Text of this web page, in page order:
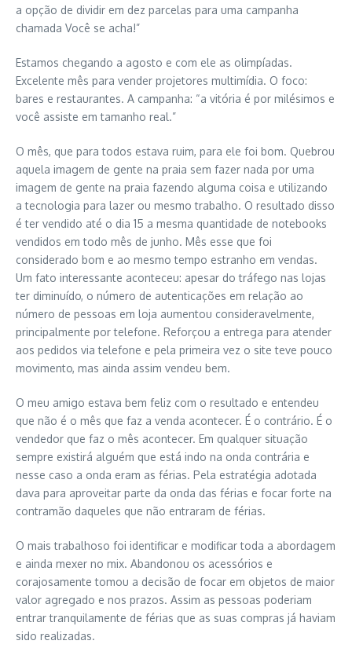
a opção de dividir em dez parcelas para uma campanha
chamada Você se acha!”
Estamos chegando a agosto e com ele as olimpíadas.
Excelente mês para vender projetores multimídia. O foco:
bares e restaurantes. A campanha: “a vitória é por milésimos e
você assiste em tamanho real.”
O mês, que para todos estava ruim, para ele foi bom. Quebrou
aquela imagem de gente na praia sem fazer nada por uma
imagem de gente na praia fazendo alguma coisa e utilizando
a tecnologia para lazer ou mesmo trabalho. O resultado disso
é ter vendido até o dia 15 a mesma quantidade de notebooks
vendidos em todo mês de junho. Mês esse que foi
considerado bom e ao mesmo tempo estranho em vendas.
Um fato interessante aconteceu: apesar do tráfego nas lojas
ter diminuído, o número de autenticações em relação ao
número de pessoas em loja aumentou consideravelmente,
principalmente por telefone. Reforçou a entrega para atender
aos pedidos via telefone e pela primeira vez o site teve pouco
movimento, mas ainda assim vendeu bem.
O meu amigo estava bem feliz com o resultado e entendeu
que não é o mês que faz a venda acontecer. É o contrário. É o
vendedor que faz o mês acontecer. Em qualquer situação
sempre existirá alguém que está indo na onda contrária e
nesse caso a onda eram as férias. Pela estratégia adotada
dava para aproveitar parte da onda das férias e focar forte na
contramão daqueles que não entraram de férias.
O mais trabalhoso foi identificar e modificar toda a abordagem
e ainda mexer no mix. Abandonou os acessórios e
corajosamente tomou a decisão de focar em objetos de maior
valor agregado e nos prazos. Assim as pessoas poderiam
entrar tranquilamente de férias que as suas compras já haviam
sido realizadas.